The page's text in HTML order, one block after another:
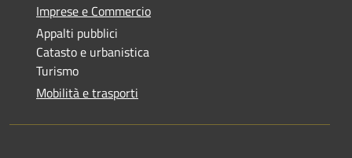
Imprese e Commercio
Appalti pubblici
Catasto e urbanistica
Turismo
Mobilità e trasporti